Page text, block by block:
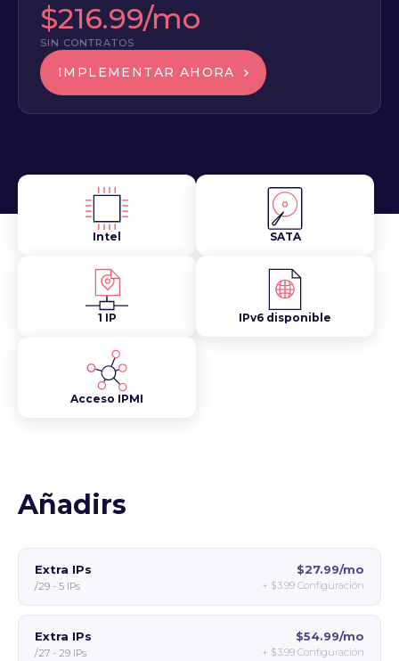
$216.99/mo
SIN CONTRATOS
IMPLEMENTAR AHORA
Intel SATA
1 IP IPv6 disponible
Acceso IPMI
Añadirs
Extra IPs
/29 - 5 IPs
$27.99/mo
+ $3.99 Configuración
Extra IPs
/27 - 29 IPs
$54.99/mo
+ $3.99 Configuración